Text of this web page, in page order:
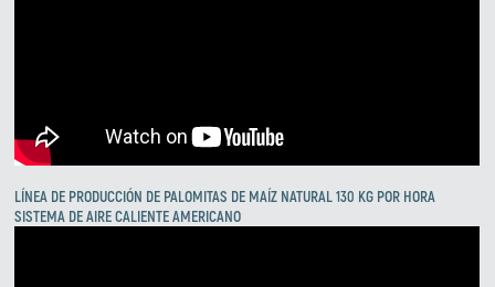
LÍNEA DE PRODUCCIÓN DE PALOMITAS DE MAÍZ NATURAL 130 KG POR HORA
SISTEMA DE AIRE CALIENTE AMERICANO